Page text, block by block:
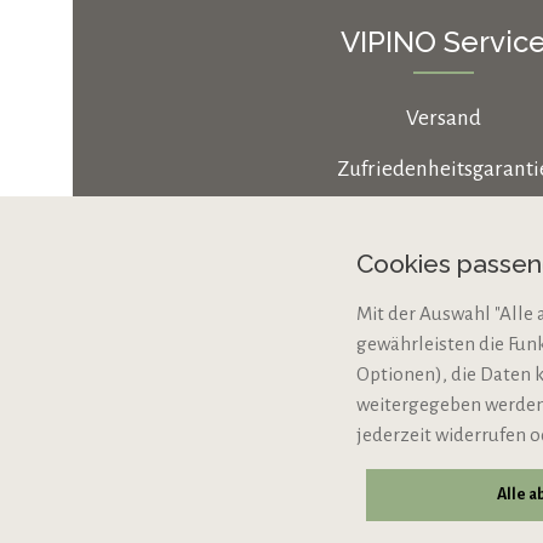
VIPINO
Versand
Cookie-Einstellungen
Bio-Zertifizierung
VERTRAG
Cookies
Mit der Auswahl "Alle
gewährleisten die
Optionen), die Daten
weitergegeben
jederzeit widerrufen
Alle